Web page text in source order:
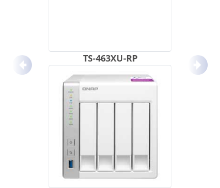
TS-463XU-RP
Anterior